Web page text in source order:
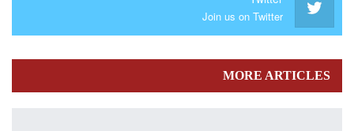
Join us on Twitter
MORE ARTICLES